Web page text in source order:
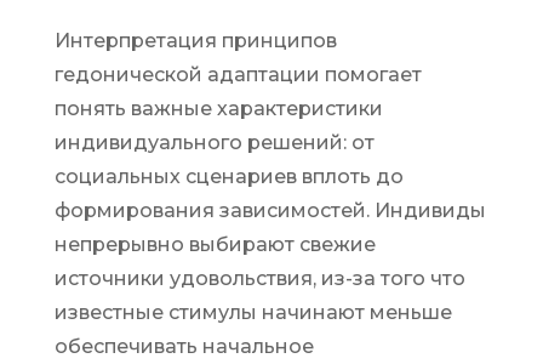
Интерпретация принципов
гедонической адаптации помогает
понять важные характеристики
индивидуального решений: от
социальных сценариев вплоть до
формирования зависимостей. Индивиды
непрерывно выбирают свежие
источники удовольствия, из-за того что
известные стимулы начинают меньше
обеспечивать начальное